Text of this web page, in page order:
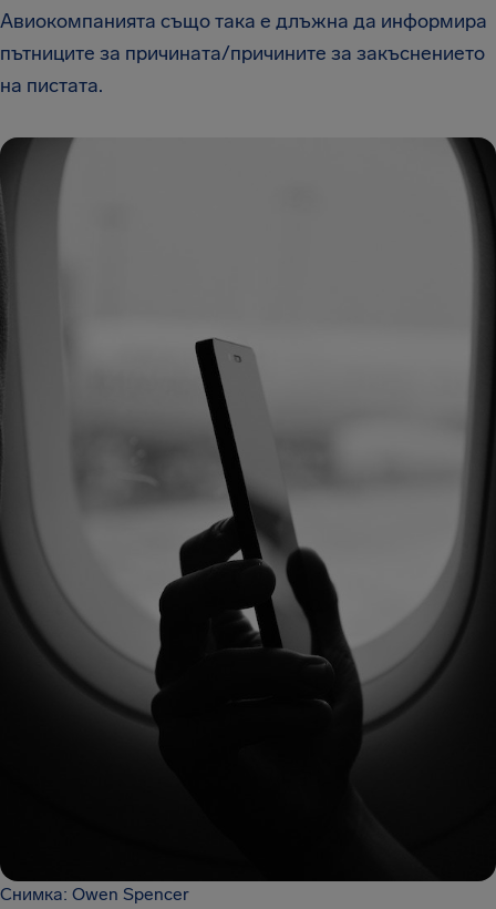
Авиокомпанията също така е длъжна да информира
пътниците за причината/причините за закъснението
на пистата.
Снимка: Owen Spencer